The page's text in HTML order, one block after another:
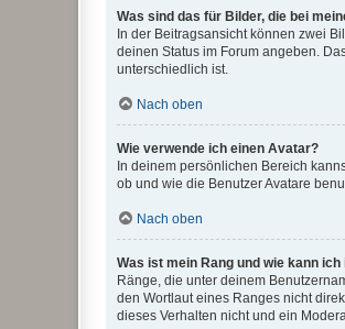
Was sind das für Bilder, die bei
In der Beitragsansicht können zwei
deinen Status im Forum angeben.
unterschiedlich ist.
Nach oben
Wie verwende ich einen Avatar?
In deinem persönlichen Bereich
ob und wie die Benutzer Avatare
Nach oben
Was ist mein Rang und wie kann ich
Ränge, die unter deinem
den Wortlaut eines Ranges nicht
dieses Verhalten nicht und ein